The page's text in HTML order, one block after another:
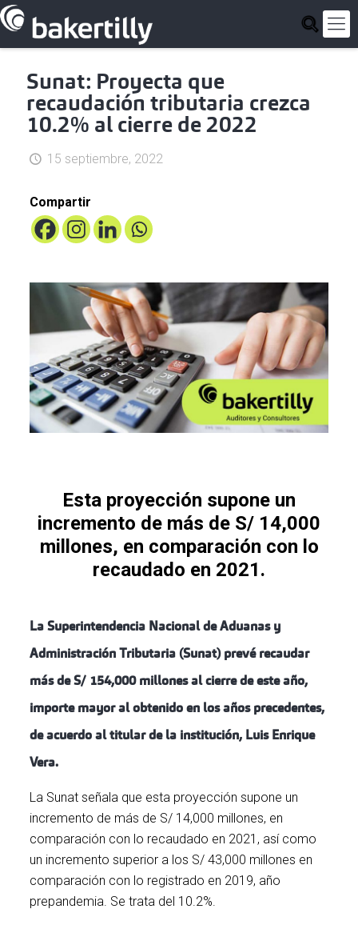
Sunat: Proyecta que
recaudación tributaria crezca
10.2% al cierre de 2022
15 septiembre, 2022
Compartir
Esta proyección supone un
incremento de más de S/ 14,000
millones, en comparación con lo
recaudado en 2021.
La Superintendencia Nacional de Aduanas y
Administración Tributaria (Sunat)prevé recaudar
más de S/ 154,000 millones al cierre de este año,
importe mayor al obtenido en los años precedentes,
de acuerdo al titular de la institución, Luis Enrique
Vera.
La Sunat señala que esta proyección supone un
incremento de más de S/ 14,000 millones, en
comparación con lo recaudado en 2021, así como
un incremento superior a los S/ 43,000 millones en
comparación con lo registrado en 2019, año
prepandemia. Se trata del 10.2%.